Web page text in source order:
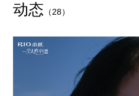
动态 （28）